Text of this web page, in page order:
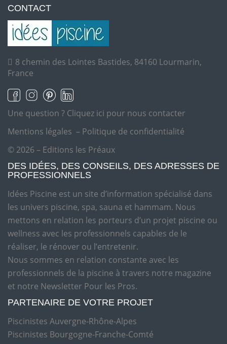
CONTACT
8 chemin des Lointes Bastides, 84160 Lourmarin,
France
Une question ? Cliquez ici pour nous contacter
Mentions légales – Politique de confidentialité
© 2026 – Editions les Préaux
DES IDÉES, DES CONSEILS, DES ADRESSES DE
PROFESSIONNELS
Idées Piscine est un site d’information spécialisé dans
les univers piscine, spa, sauna et hammam. Nous
mettons en relation les porteurs d’un projet piscine ou
wellness avec les professionnels capables de le
réaliser, le rénover ou l’entretenir.
Nous sommes en relation constante avec les
professionnels de la piscine à travers notre magazine
et notre Newsletter Pour les Pros.
PARTENAIRE DE VOTRE PROJET
Piscinistes Auvergne-Rhône-Alpes
Piscinistes Bourgogne-Franche-Comté